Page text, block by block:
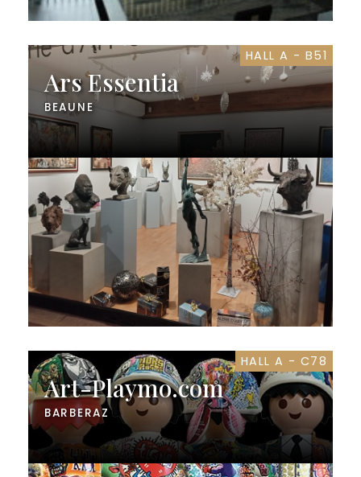
HALL A - B51
Ars Essentia
BEAUNE
HALL A - C78
Art-Playmo.com
BARBERAZ